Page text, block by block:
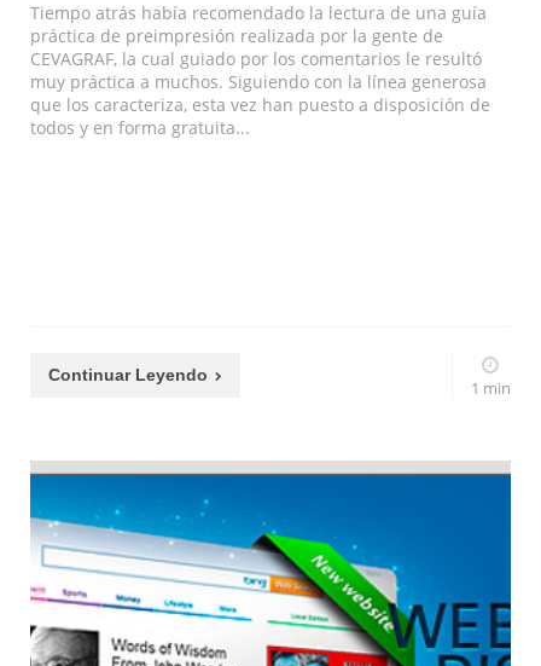
Tiempo atrás había recomendado la lectura de una guía
práctica de preimpresión realizada por la gente de
CEVAGRAF, la cual guiado por los comentarios le resultó
muy práctica a muchos. Siguiendo con la línea generosa
que los caracteriza, esta vez han puesto a disposición de
todos y en forma gratuita...
Continuar Leyendo
1 min